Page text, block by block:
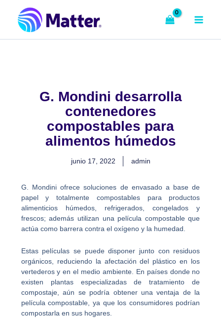
contenido
G. Mondini desarrolla
contenedores
compostables para
alimentos húmedos
junio 17, 2022 admin
G. Mondini ofrece soluciones de envasado a base de
papel y totalmente compostables para productos
alimenticios húmedos, refrigerados, congelados y
frescos; además utilizan una película compostable que
actúa como barrera contra el oxígeno y la humedad.
Estas películas se puede disponer junto con residuos
orgánicos, reduciendo la afectación del plástico en los
vertederos y en el medio ambiente. En países donde no
existen plantas especializadas de tratamiento de
compostaje, aún se podría obtener una ventaja de la
película compostable, ya que los consumidores podrían
compostarla en sus hogares.